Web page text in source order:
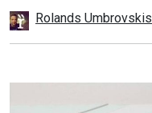
Rolands Umbrovskis